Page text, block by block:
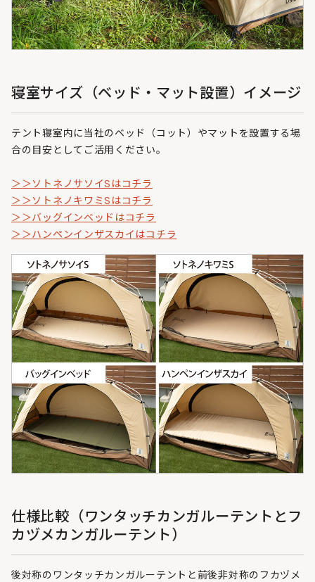
寝室サイズ（ベッド・マット設置）イメージ
テント寝室内に当社のベッド（コット）やマットを設置する場
合の目安としてご活用ください。
＞＞ソトネノサソイSはコチラ
＞＞ソトネノキワミSはコチラ
＞＞バッグインベッドはコチラ
＞＞ハンペンインザスカイはコチラ
仕様比較（ワンタッチカンガルーテントとフ
カヅメカンガルーテント）
後対称のワンタッチカンガルーテントと前後非対称のフカヅメ